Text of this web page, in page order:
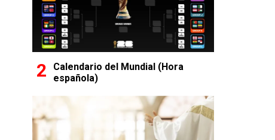
Calendario del Mundial (Hora
española)